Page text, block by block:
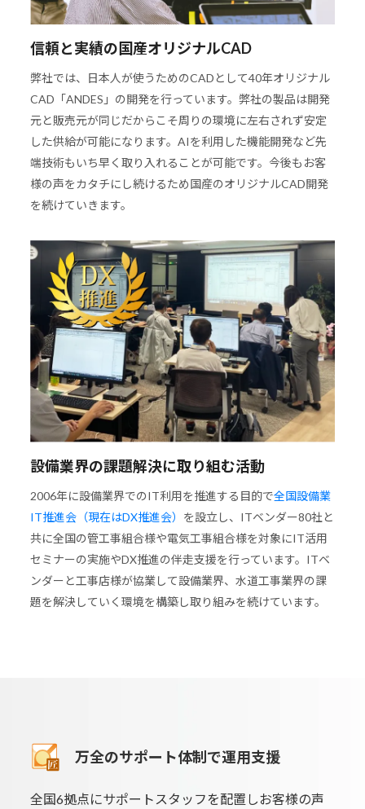
信頼と実績の国産オリジナルCAD
弊社では、日本人が使うためのCADとして40年オリジナル
CAD「ANDES」の開発を行っています。弊社の製品は開発
元と販売元が同じだからこそ周りの環境に左右されず安定
した供給が可能になります。AIを利用した機能開発など先
端技術もいち早く取り入れることが可能です。今後もお客
様の声をカタチにし続けるため国産のオリジナルCAD開発
を続けていきます。
設備業界の課題解決に取り組む活動
2006年に設備業界でのIT利用を推進する目的で全国設備業
IT推進会（現在はDX推進会） を設立し、ITベンダー80社と
共に全国の管工事組合様や電気工事組合様を対象にIT活用
セミナーの実施やDX推進の伴走支援を行っています。ITベ
ンダーと工事店様が協業して設備業界、水道工事業界の課
題を解決していく環境を構築し取り組みを続けています。
万全のサポート体制で運用支援
全国6拠点にサポートスタッフを配置しお客様の声